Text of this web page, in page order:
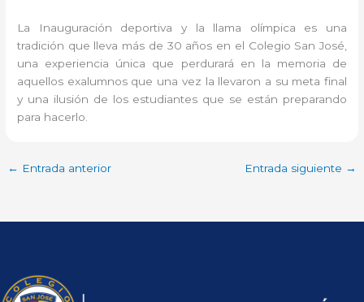
La Inauguración deportiva y la llama olímpica es una
tradición que lleva más de 30 años en el Colegio San José,
una experiencia única que perdurará en la memoria de
aquellos exalumnos que una vez la llevaron a su meta final
y una ilusión de los estudiantes que se están preparando
para hacerlo.
← Entrada anterior Entrada siguiente →